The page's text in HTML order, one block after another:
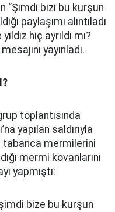
“Şimdi bizi bu kurşun
paylaşımı alıntıladı
hiç ayrıldı mı?
yayınladı.
toplantısında
yapılan saldırıyla
mermilerini
mermi kovanlarını
yapmıştı:
bize bu kurşun